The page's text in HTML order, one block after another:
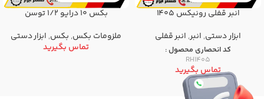
انبر قفلی رونیکس 1405
ابزار دستی, انبر, انبر قفلی
کد انحصاری محصول :
RH1405
تماس بگیرید
بکس 10 درایو 1/2 توسن
ملزومات بکس, بکس, ابزار دستی
تماس بگیرید